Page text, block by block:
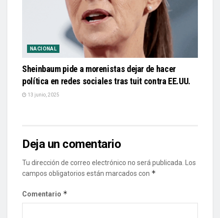
NACIONAL
Sheinbaum pide a morenistas dejar de hacer
política en redes sociales tras tuit contra EE.UU.
13 junio, 2025
Deja un comentario
Tu dirección de correo electrónico no será publicada.
Los
campos obligatorios están marcados con *
Comentario *